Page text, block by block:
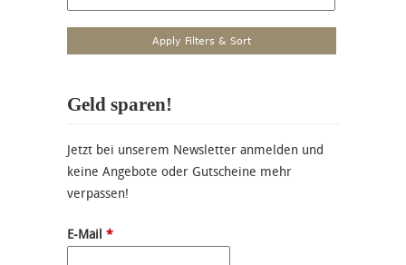
Geld sparen!
Jetzt bei unserem Newsletter anmelden und
keine Angebote oder Gutscheine mehr
verpassen!
E-Mail *